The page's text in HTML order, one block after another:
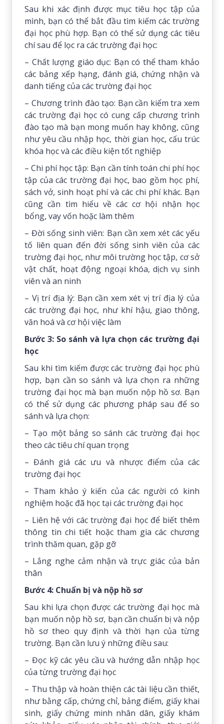
Sau khi xác định được mục tiêu học tập của
mình, bạn có thể bắt đầu tìm kiếm các trường
đại học phù hợp. Bạn có thể sử dụng các tiêu
chí sau để lọc ra các trường đại học:
– Chất lượng giáo dục: Bạn có thể tham khảo
các bảng xếp hạng, đánh giá, chứng nhận và
danh tiếng của các trường đại học
– Chương trình đào tạo: Bạn cần kiểm tra xem
các trường đại học có cung cấp chương trình
đào tạo mà bạn mong muốn hay không, cũng
như yêu cầu nhập học, thời gian học, cấu trúc
khóa học và các điều kiện tốt nghiệp
– Chi phí học tập: Bạn cần tính toán chi phí học
tập của các trường đại học, bao gồm học phí,
sách vở, sinh hoạt phí và các chi phí khác. Bạn
cũng cần tìm hiểu về các cơ hội nhận học
bổng, vay vốn hoặc làm thêm
– Đời sống sinh viên: Bạn cần xem xét các yếu
tố liên quan đến đời sống sinh viên của các
trường đại học, như môi trường học tập, cơ sở
vật chất, hoạt động ngoại khóa, dịch vụ sinh
viên và an ninh
– Vị trí địa lý: Bạn cần xem xét vị trí địa lý của
các trường đại học, như khí hậu, giao thông,
văn hoá và cơ hội việc làm
Bước 3: So sánh và lựa chọn các trường đại
học
Sau khi tìm kiếm được các trường đại học phù
hợp, bạn cần so sánh và lựa chọn ra những
trường đại học mà bạn muốn nộp hồ sơ. Bạn
có thể sử dụng các phương pháp sau để so
sánh và lựa chọn:
– Tạo một bảng so sánh các trường đại học
theo các tiêu chí quan trọng
– Đánh giá các ưu và nhược điểm của các
trường đại học
– Tham khảo ý kiến của các người có kinh
nghiệm hoặc đã học tại các trường đại học
– Liên hệ với các trường đại học để biết thêm
thông tin chi tiết hoặc tham gia các chương
trình thăm quan, gặp gỡ
– Lắng nghe cảm nhận và trực giác của bản
thân
Bước 4: Chuẩn bị và nộp hồ sơ
Sau khi lựa chọn được các trường đại học mà
bạn muốn nộp hồ sơ, bạn cần chuẩn bị và nộp
hồ sơ theo quy định và thời hạn của từng
trường. Bạn cần lưu ý những điều sau:
– Đọc kỹ các yêu cầu và hướng dẫn nhập học
của từng trường đại học
– Thu thập và hoàn thiện các tài liệu cần thiết,
như bằng cấp, chứng chỉ, bảng điểm, giấy khai
sinh, giấy chứng minh nhân dân, giấy khám